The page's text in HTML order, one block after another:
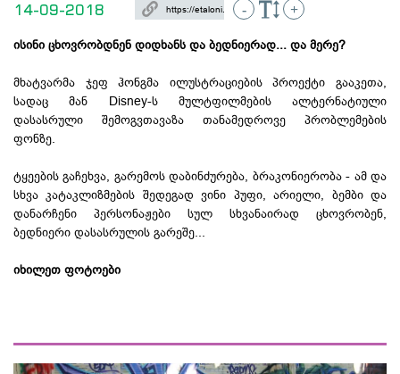
14-09-2018 - +
ისინი ცხოვრობდნენ დიდხანს და ბედნიერად... და მერე?
მხატვარმა ჯეფ ჰონგმა ილუსტრაციების პროექტი გააკეთა,
სადაც მან Disney-ს მულტფილმების ალტერნატიული
დასასრული შემოგვთავაზა თანამედროვე პრობლემების
ფონზე.
ტყეების გაჩეხვა, გარემოს დაბინძურება, ბრაკონიერობა - ამ და
სხვა კატაკლიზმების შედეგად ვინი პუფი, არიელი, ბემბი და
დანარჩენი პერსონაჟები სულ სხვანაირად ცხოვრობენ,
ბედნიერი დასასრულის გარეშე...
იხილეთ ფოტოები